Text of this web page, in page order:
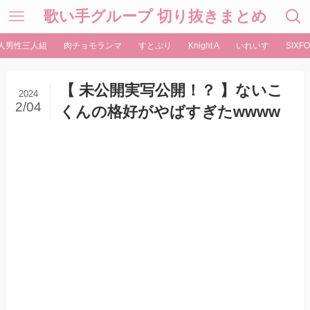
歌い手グループ 切り抜きまとめ
男性三人組 肉チョモランマ すとぷり Knight A いれいす
【 未公開実写公開！？ 】ないこ
くんの格好がやばすぎたwwww
2024
2/04